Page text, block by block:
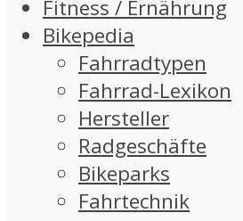
Fitness / Ernährung
Bikepedia
Fahrradtypen
Fahrrad-Lexikon
Hersteller
Radgeschäfte
Bikeparks
Fahrtechnik